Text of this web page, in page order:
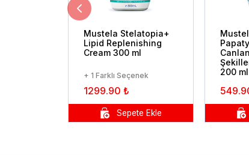
Mustela Stelatopia+
Lipid Replenishing
Cream 300 ml
+ 1 Farklı Seçenek
1299.90 ₺
200 ml